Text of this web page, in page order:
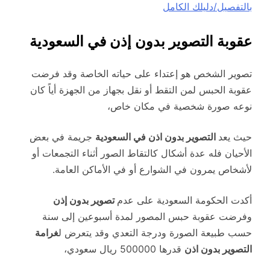
بالتفصيل/دليلك الكامل
عقوبة التصوير بدون إذن في السعودية
تصوير الشخص هو إعتداء على حياته الخاصة وقد فرضت
عقوبة الحبس لمن التقط أو نقل بجهاز من الجهزة أياً كان
نوعه صورة شخصية في مكان خاص،
حيث يعد التصوير بدون اذن في السعودية جريمة في بعض
الأحيان فله عدة أشكال كالتقاط الصور أثناء التجمعات أو
لأشخاص يمرون في الشوارع أو في الأماكن العامة.
أكدت الحكومة السعودية على عدم تصوير بدون إذن
وفرضت عقوبة حبس المصور لمدة أسبوعين إلى سنة
حسب طبيعة الصورة ودرجة التعدي وقد يتعرض لغرامة
التصوير بدون اذن قدرها 500000 ريال سعودي،